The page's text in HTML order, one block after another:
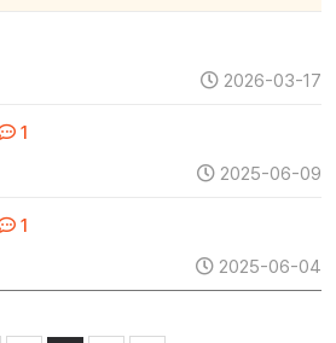
2026-03-17
1
2025-06-09
1
2025-06-04